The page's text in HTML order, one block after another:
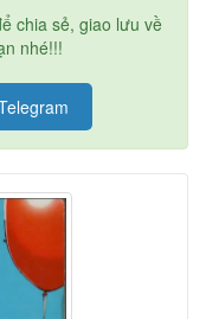
chia sẻ, giao lưu về
nhé!!!